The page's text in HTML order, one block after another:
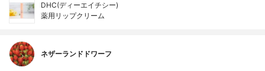
DHC(ディーエイチシー)
薬用リップクリーム
ネザーランドドワーフ